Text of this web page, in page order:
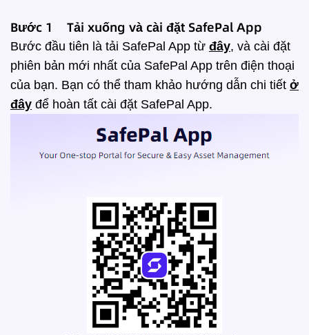
Bước 1 Tải xuống và cài đặt SafePal App
Bước đầu tiên là tải SafePal App từ đây, và cài đặt
phiên bản mới nhất của SafePal App trên điện thoại
của bạn. Bạn có thể tham khảo hướng dẫn chi tiết ở
đây để hoàn tất cài đặt SafePal App.